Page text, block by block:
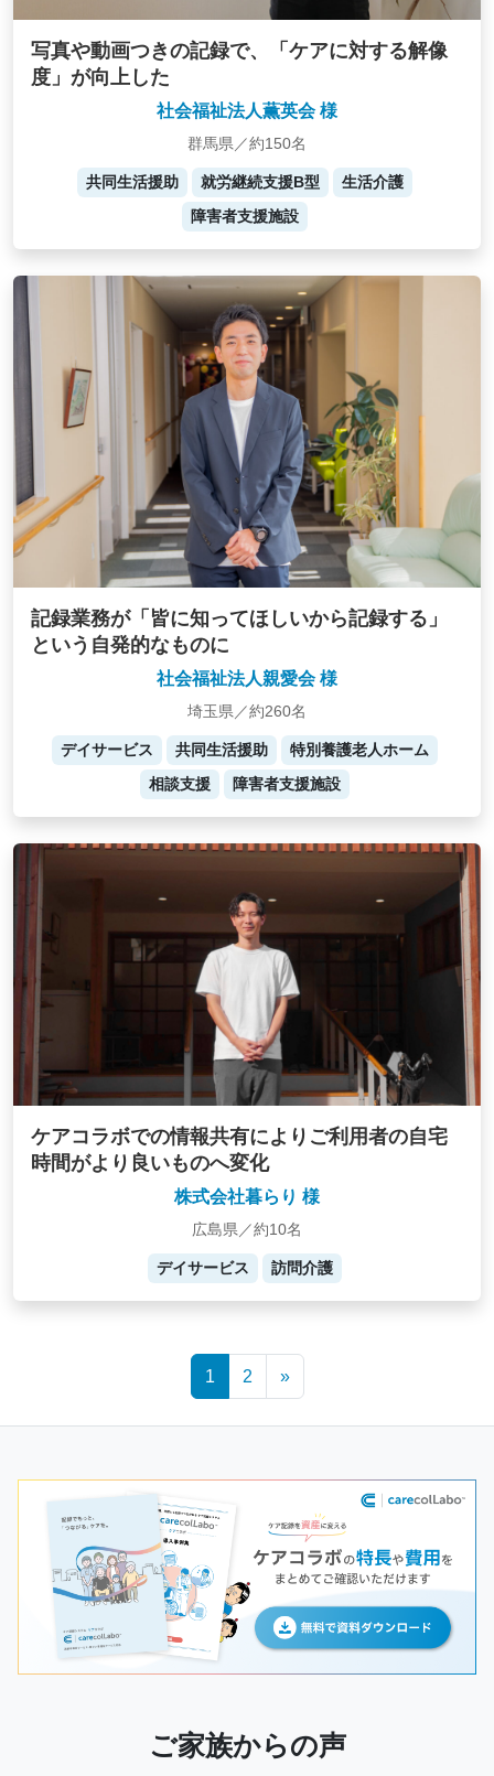
写真や動画つきの記録で、「ケアに対する解像
度」が向上した
社会福祉法人薫英会 様
群馬県／約150名
共同生活援助 就労継続支援B型
生活介護
障害者支援施設
記録業務が「皆に知ってほしいから記録する」
という自発的なものに
社会福祉法人親愛会 様
埼玉県／約260名
デイサービス 共同生活援助
特別養護老人ホーム
相談支援
障害者支援施設
ケアコラボでの情報共有によりご利用者の自宅
時間がより良いものへ変化
株式会社暮らり 様
広島県／約10名
デイサービス 訪問介護
1 2 »
ご家族からの声